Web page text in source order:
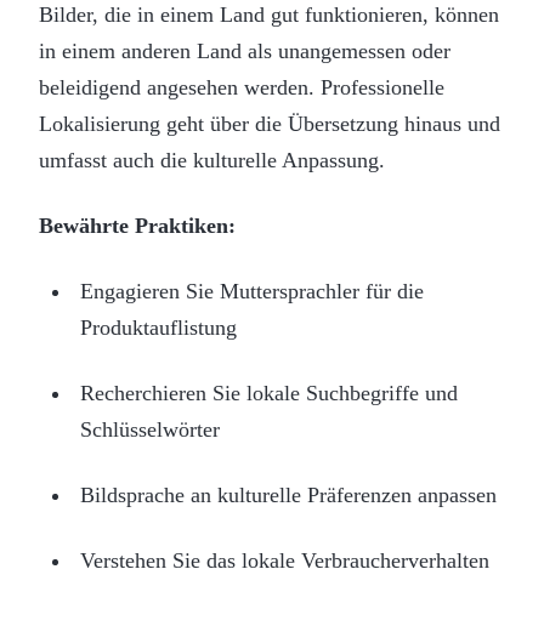
Bilder, die in einem Land gut funktionieren, können
in einem anderen Land als unangemessen oder
beleidigend angesehen werden. Professionelle
Lokalisierung geht über die Übersetzung hinaus und
umfasst auch die kulturelle Anpassung.
Bewährte Praktiken:
Engagieren Sie Muttersprachler für die
Produktauflistung
Recherchieren Sie lokale Suchbegriffe und
Schlüsselwörter
Bildsprache an kulturelle Präferenzen anpassen
Verstehen Sie das lokale Verbraucherverhalten